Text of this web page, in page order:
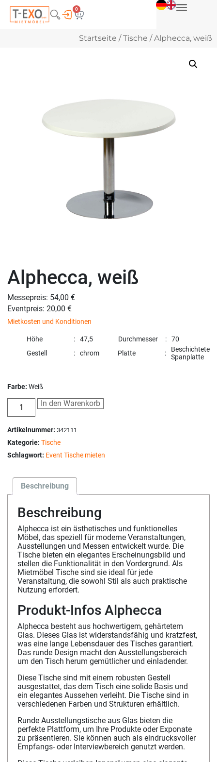
0
Startseite /Tische / Alphecca, weiß
Alphecca, weiß
Messepreis: 54,00 €
Eventpreis: 20,00 €
Mietkosten und Konditionen
Höhe 47,5 Durchmesser
70
Gestell
chrom Platte
Beschichtete
Spanplatte
Farbe: Weiß
In den Warenkorb
Artikelnummer: 342111
Kategorie: Tische
Schlagwort: Event Tische mieten
Beschreibung
Beschreibung
Alphecca ist ein ästhetisches und funktionelles
Möbel, das speziell für moderne Veranstaltungen,
Ausstellungen und Messen entwickelt wurde. Die
Tische bieten ein elegantes Erscheinungsbild und
stellen die Funktionalität in den Vordergrund. Als
Mietmöbel Tische sind sie ideal für jede
Veranstaltung, die sowohl Stil als auch praktische
Nutzung erfordert.
Produkt-Infos Alphecca
Alphecca besteht aus hochwertigem, gehärtetem
Glas. Dieses Glas ist widerstandsfähig und kratzfest,
was eine lange Lebensdauer des Tisches garantiert.
Das runde Design macht den Ausstellungsbereich
um den Tisch herum gemütlicher und einladender.
Diese Tische sind mit einem robusten Gestell
ausgestattet, das dem Tisch eine solide Basis und
ein elegantes Aussehen verleiht. Die Tische sind in
verschiedenen Farben und Strukturen erhältlich.
Runde Ausstellungstische aus Glas bieten die
perfekte Plattform, um Ihre Produkte oder Exponate
zu präsentieren. Sie können auch als eindrucksvoller
Empfangs- oder Interviewbereich genutzt werden.